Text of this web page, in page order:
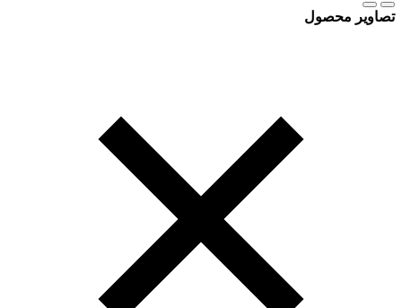
تصاویر محصول